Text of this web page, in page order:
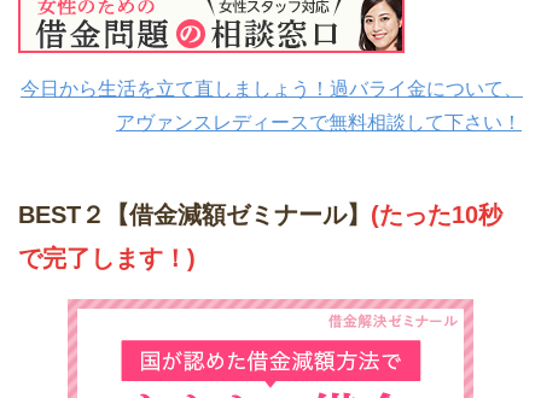
今日から生活を立て直しましょう！過バライ金について、
アヴァンスレディースで無料相談して下さい！
BEST２【借金減額ゼミナール】 (たった10秒
で完了します！)